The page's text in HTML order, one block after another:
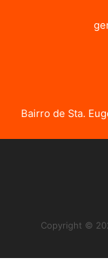
Bairro de Sta.
Copyright ©